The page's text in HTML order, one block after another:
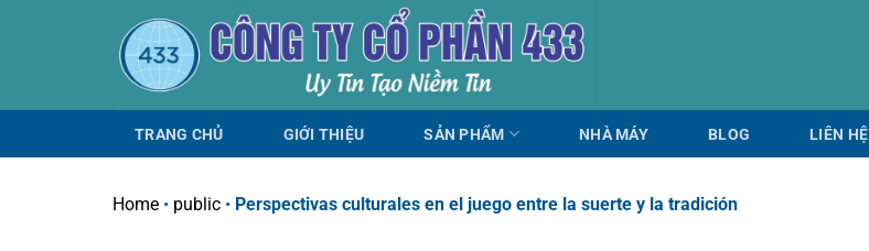
TRANG CHỦ GIỚI THIỆU SẢN PHẨM NHÀ MÁY BLOG LIÊN HỆ
Home • public • Perspectivas culturales en el juego entre la suerte y la tradición